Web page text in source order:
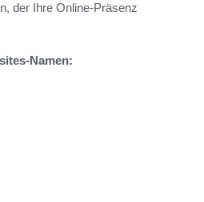
der Ihre Online-Präsenz
Namen: